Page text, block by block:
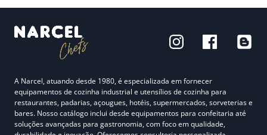
A Narcel, atuando desde 1980, é especializada em fornecer
equipamentos de cozinha industrial e utensílios de cozinha para
restaurantes, padarias, açougues, hotéis, supermercados, sorveterias e
bares. Nosso catálogo inclui desde equipamentos para confeitaria até
soluções avançadas para gastronomia, com foco em qualidade,